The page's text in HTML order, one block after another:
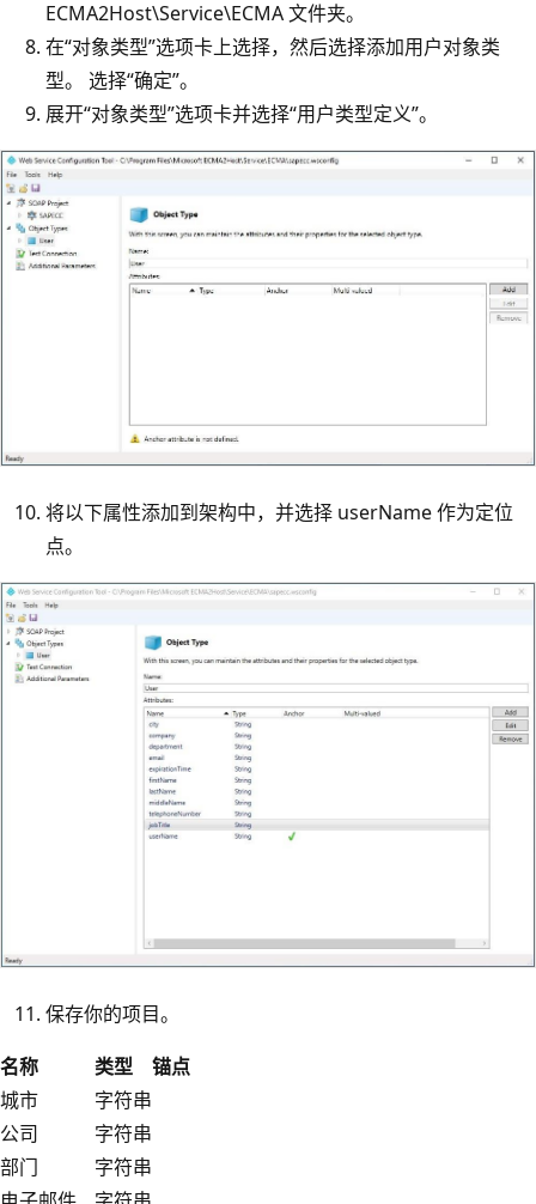
ECMA2Host\Service\ECMA 文件夹。
在“对象类型”选项卡上选择，然后选择添加用户对象类
型。 选择“确定”。
展开“对象类型”选项卡并选择“用户类型定义”。
将以下属性添加到架构中，并选择 userName 作为定位
点。
保存你的项目。
名称
类型
锚点
城市
字符串
公司
字符串
部门
字符串